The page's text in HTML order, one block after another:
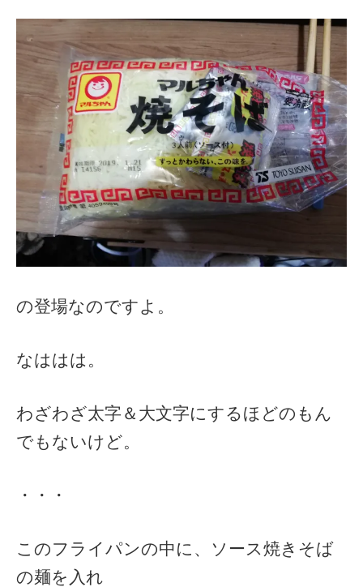
の登場なのですよ。
なははは。
わざわざ太字＆大文字にするほどのもん
でもないけど。
・・・
このフライパンの中に、ソース焼きそば
の麺を入れ